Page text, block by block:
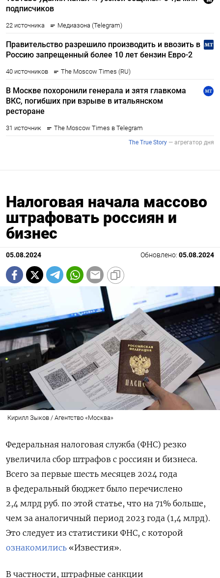
Налоговая начала массово
штрафовать россиян и
бизнес
05.08.2024 Обновлено: 05.08.2024
Кирилл Зыков / Агентство «Москва»
Федеральная налоговая служба (ФНС) резко
увеличила сбор штрафов с россиян и бизнеса.
Всего за первые шесть месяцев 2024 года
в федеральный бюджет было перечислено
2,4 млрд руб. по этой статье, что на 71% больше,
чем за аналогичный период 2023 года (1,4 млрд).
Это следует из статистики ФНС, с которой
ознакомились «Известия».
В частности, штрафные санкции